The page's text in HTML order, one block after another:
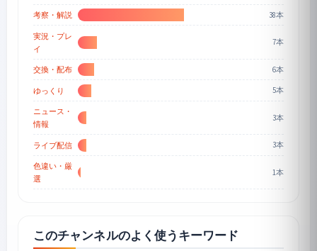
考察・解説 38本
実況・プレ
イ
7本
交換・配布 6本
ゆっくり 5本
ニュース・
情報
3本
ライブ配信 3本
色違い・厳
選
1本
このチャンネルのよく使うキーワード